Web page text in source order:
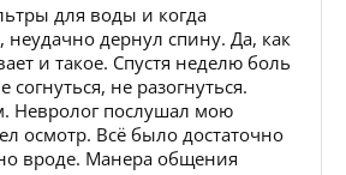
для воды и когда
неудачно дернул спину. Да, как
и такое. Спустя неделю боль
согнуться, не разогнуться.
Невролог послушал мою
осмотр. Всё было достаточно
вроде. Манера общения